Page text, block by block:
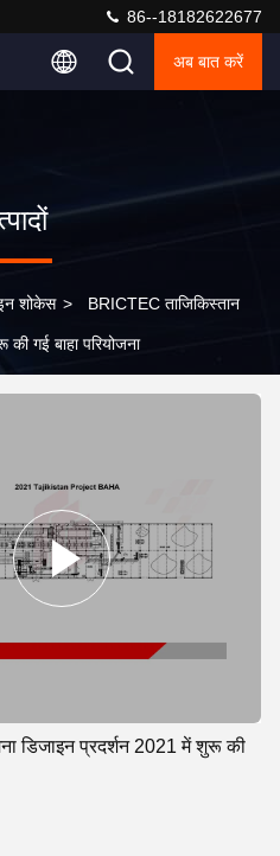
86--18182622677
अब बात करें
शोकेस > BRICTEC ताजिकिस्तान
गई बाहा परियोजना
डिजाइन प्रदर्शन 2021 में शुरू की